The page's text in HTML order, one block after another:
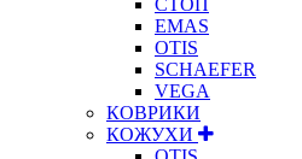
EMAS
OTIS
SCHAEFER
VEGA
КОВРИКИ
КОЖУХИ